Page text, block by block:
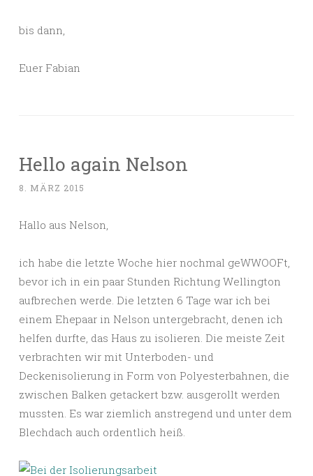
bis dann,
Euer Fabian
Hello again Nelson
8. MÄRZ 2015
Hallo aus Nelson,
ich habe die letzte Woche hier nochmal geWWOOFt,
bevor ich in ein paar Stunden Richtung Wellington
aufbrechen werde. Die letzten 6 Tage war ich bei
einem Ehepaar in Nelson untergebracht, denen ich
helfen durfte, das Haus zu isolieren. Die meiste Zeit
verbrachten wir mit Unterboden- und
Deckenisolierung in Form von Polyesterbahnen, die
zwischen Balken getackert bzw. ausgerollt werden
mussten. Es war ziemlich anstregend und unter dem
Blechdach auch ordentlich heiß.